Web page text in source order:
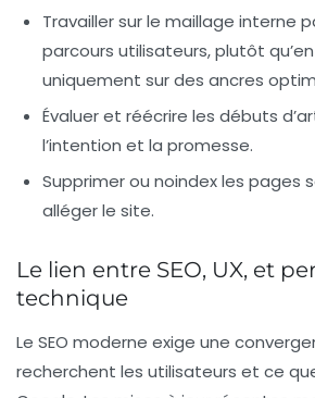
Travailler sur le maillage interne
parcours utilisateurs, plutôt
uniquement sur des ancres
Évaluer et réécrire les débuts
l’intention et la promesse.
Supprimer ou noindexles pages
alléger le site.
Le lien entre SEO, UX, et
technique
Le SEO moderne exige une
recherchent les utilisateurs et ce